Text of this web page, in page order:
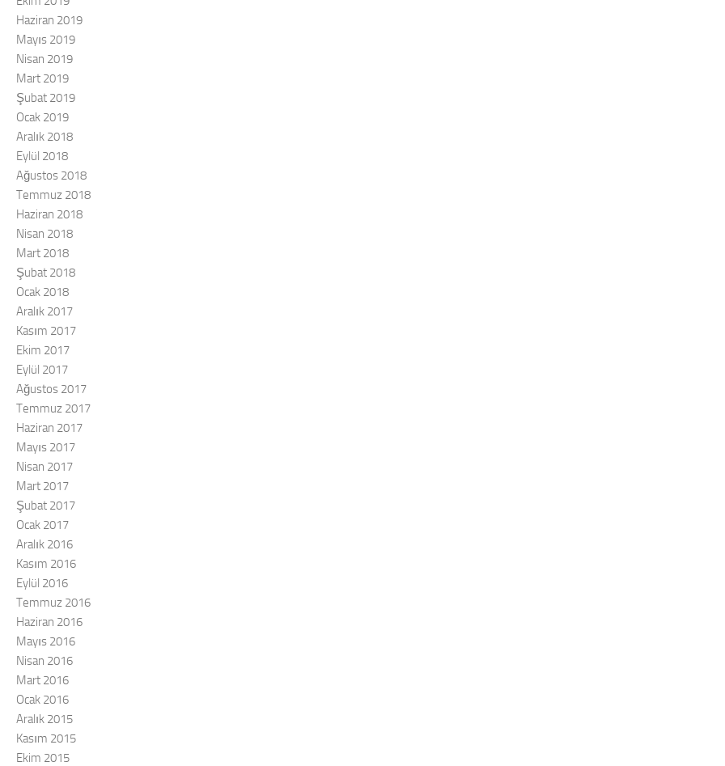
Haziran 2019
Mayıs 2019
Nisan 2019
Mart 2019
Şubat 2019
Ocak 2019
Aralık 2018
Eylül 2018
Ağustos 2018
Temmuz 2018
Haziran 2018
Nisan 2018
Mart 2018
Şubat 2018
Ocak 2018
Aralık 2017
Kasım 2017
Ekim 2017
Eylül 2017
Ağustos 2017
Temmuz 2017
Haziran 2017
Mayıs 2017
Nisan 2017
Mart 2017
Şubat 2017
Ocak 2017
Aralık 2016
Kasım 2016
Eylül 2016
Temmuz 2016
Haziran 2016
Mayıs 2016
Nisan 2016
Mart 2016
Ocak 2016
Aralık 2015
Kasım 2015
Ekim 2015